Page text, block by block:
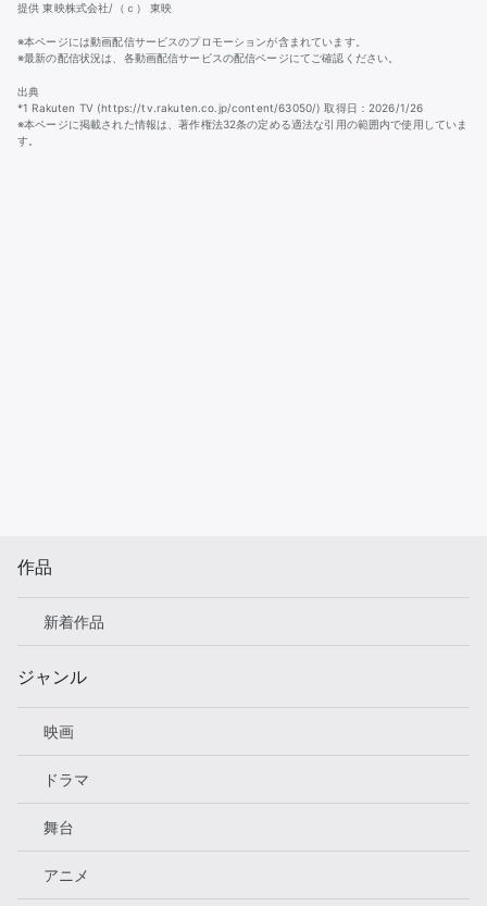
提供 東映株式会社/（ｃ） 東映
※本ページには動画配信サービスのプロモーションが含まれています。
※最新の配信状況は、各動画配信サービスの配信ページにてご確認ください。
出典
*1 Rakuten TV (https://tv.rakuten.co.jp/content/63050/) 取得日：2026/1/26
※本ページに掲載された情報は、著作権法32条の定める適法な引用の範囲内で使用していま
す。
作品
新着作品
ジャンル
映画
ドラマ
舞台
アニメ